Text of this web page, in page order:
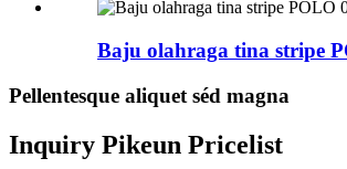
Baju olahraga tina stripe
Pellentesque aliquet séd magna
Inquiry Pikeun Pricelist